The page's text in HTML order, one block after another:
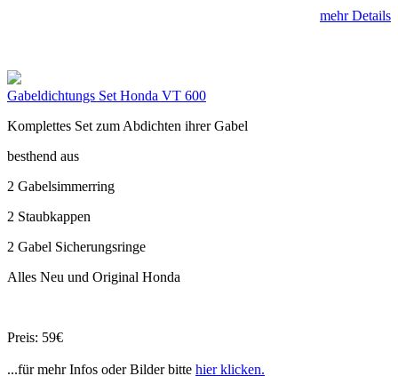
mehr Details
Gabeldichtungs Set Honda VT 600
Komplettes Set zum Abdichten ihrer Gabel
besthend aus
2 Gabelsimmerring
2 Staubkappen
2 Gabel Sicherungsringe
Alles Neu und Original Honda
Preis: 59€
...für mehr Infos oder Bilder bitte hier klicken.